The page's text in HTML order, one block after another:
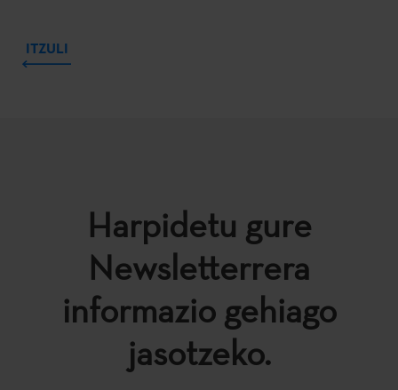
ITZULI
Harpidetu gure
Newsletterrera
informazio gehiago
jasotzeko.